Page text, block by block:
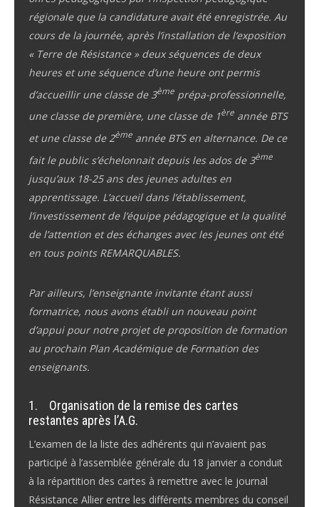
régionale que la candidature avait été enregistrée. Au
cours de la journée, après l’installation de l’exposition
« Terre de Résistance » deux séquences de deux
heures et une séquence d’une heure ont permis
d’accueillir une classe de 3ème prépa-professionnelle,
une classe de première, une classe de 1ère année BTS
et une classe de 2ème année BTS en alternance. De ce
fait le public s’échelonnait depuis les ados de 3ème
jusqu’aux 18-25 ans des jeunes adultes en
apprentissage. L’accueil dans l’établissement,
l’investissement de l’équipe pédagogique et la qualité
de l’attention et des échanges avec les jeunes ont été
en tous points REMARQUABLES.
Par ailleurs, l’enseignante invitante étant aussi
formatrice, nous avons établi un nouveau point
d’appui pour notre projet de proposition de formation
au prochain Plan Académique de Formation des
enseignants.
1. Organisation de la remise des cartes
restantes après l’A.G.
L’examen de la liste des adhérents qui n’avaient pas
participé à l’assemblée générale du 18 janvier a conduit
à la répartition des cartes à remettre avec le journal
Résistance Allier entre les différents membres du conseil